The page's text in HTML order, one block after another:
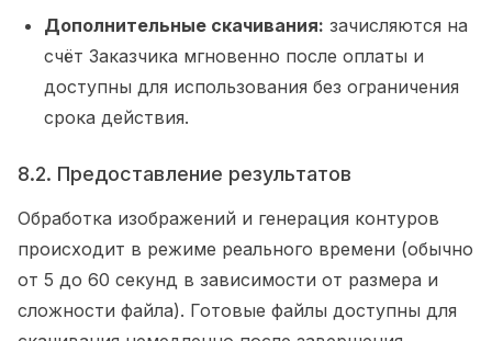
Дополнительные скачивания: зачисляются на
счёт Заказчика мгновенно после оплаты и
доступны для использования без ограничения
срока действия.
8.2. Предоставление результатов
Обработка изображений и генерация контуров
происходит в режиме реального времени (обычно
от 5 до 60 секунд в зависимости от размера и
сложности файла). Готовые файлы доступны для